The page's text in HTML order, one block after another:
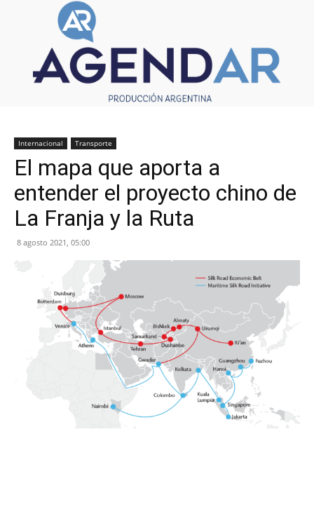
Internacional Transporte
El mapa que aporta a
entender el proyecto chino de
La Franja y la Ruta
8 agosto 2021, 05:00